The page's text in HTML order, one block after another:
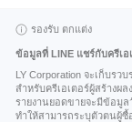
รองรับ ตกแต่ง
ข้อมูลที่ LINE แชร์กับครีเอ
LY Corporation จะเก็บร
สำหรับครีเอเตอร์ผู้สร้างผล
รายงานยอดขายจะมีข้อมู
ทำให้สามารถระบุตัวตนผู้ซื้